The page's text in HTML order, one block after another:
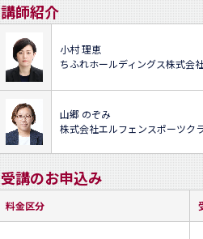
講師紹介
小村 理恵
ちふれホールディングス株式
山郷 のぞみ
株式会社エルフェンスポーツ
受講のお申込み
料金区分